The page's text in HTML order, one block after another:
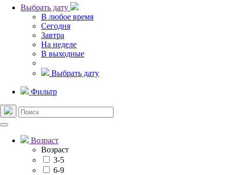
Выбрать дату
В любое время
Сегодня
Завтра
На неделе
В выходные
Выбрать дату
Фильтр
Возраст
Возраст
3-5
6-9